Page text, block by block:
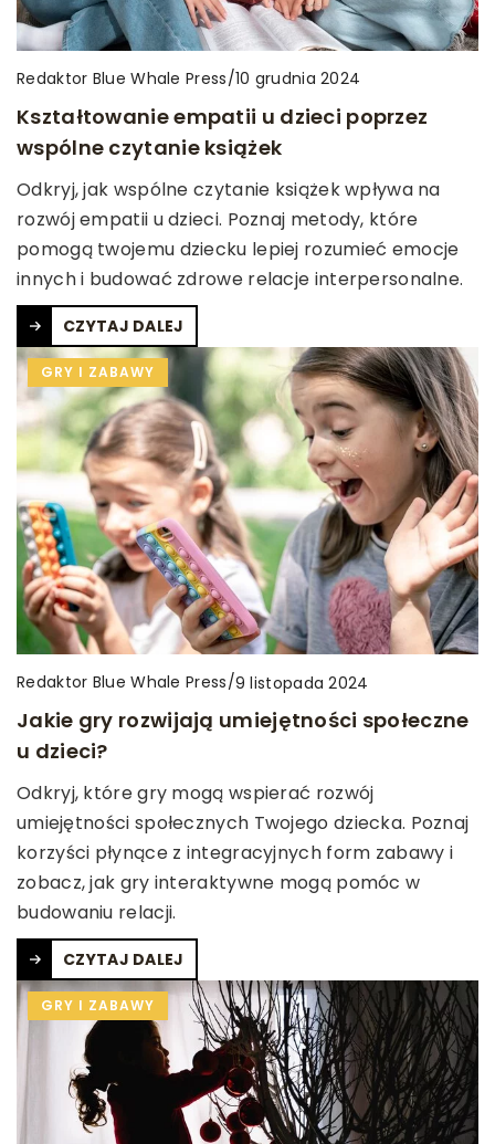
Redaktor Blue Whale Press/10 grudnia 2024
Kształtowanie empatii u dzieci poprzez
wspólne czytanie książek
Odkryj, jak wspólne czytanie książek wpływa na
rozwój empatii u dzieci. Poznaj metody, które
pomogą twojemu dziecku lepiej rozumieć emocje
innych i budować zdrowe relacje interpersonalne.
CZYTAJ DALEJ
GRY I ZABAWY
Redaktor Blue Whale Press/9 listopada 2024
Jakie gry rozwijają umiejętności społeczne
u dzieci?
Odkryj, które gry mogą wspierać rozwój
umiejętności społecznych Twojego dziecka. Poznaj
korzyści płynące z integracyjnych form zabawy i
zobacz, jak gry interaktywne mogą pomóc w
budowaniu relacji.
CZYTAJ DALEJ
GRY I ZABAWY